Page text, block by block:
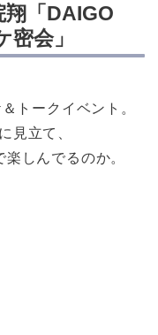
「DAIGO
会」
トークイベント。
見立て、
しんでるのか。